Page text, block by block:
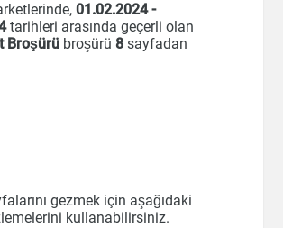
01.02.2024 -
tarihleri arasında geçerli olan
Broşürü broşürü8 sayfadan
gezmek için aşağıdaki
kullanabilirsiniz.